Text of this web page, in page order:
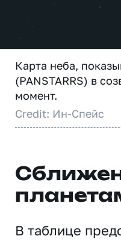
Карта неба,
(PANSTARRS) в
момент.
Credit: Ин-Спейс
В таблице